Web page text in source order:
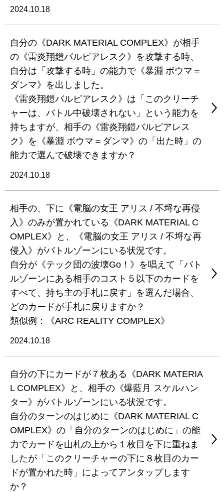
2024.10.18
自分の《DARK MATERIAL COMPLEX》が相手
の《雷炎翔鎧バルピアレスク》を攻撃する時、
自分は「攻撃する時」の能力で《暴淵 ボウマ＝
ダンマ》を出しました。
《雷炎翔鎧バルピアレスク》は「このクリーチ
ャーは、バトル中破壊されない」という能力を
持ちますが、相手の《雷炎翔鎧バルピアレス
ク》を《暴淵 ボウマ＝ダンマ》の「出た時」の
能力で選んで破壊できますか？
2024.10.18
相手の、下に《電脳の女王 アリス / 不埒な再侵
入》のみが置かれている《DARK MATERIAL C
OMPLEX》と、《電脳の女王 アリス / 不埒な再
侵入》がバトルゾーンにいる状況です。
自分が《テック団の波壊Go！》を唱えて「バト
ルゾーンにある相手のコスト５以下のカードを
すべて、持ち主の手札に戻す」を選んだ場合、
どのカードが手札に戻りますか？
類似例：《ARC REALITY COMPLEX》
2024.10.18
自分の下にカードが７枚ある《DARK MATERIA
L COMPLEX》と、相手の《爆藍月 スケルハン
ター》がバトルゾーンにいる状況です。
自分のターンのはじめに《DARK MATERIAL C
OMPLEX》の「自分のターンのはじめに」の能
力でカードを山札の上から１枚目を下に重ねま
したが「このクリーチャーの下に８枚目のカー
ドが置かれた時」によってアンタップします
か？